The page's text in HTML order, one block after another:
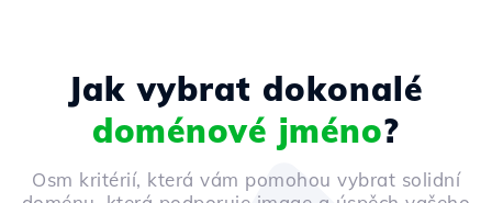
Jak vybrat dokonalé
doménové jméno?
Osm kritérií, která vám pomohou vybrat solidní